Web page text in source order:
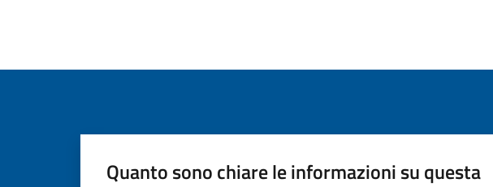
Quanto sono chiare le informazioni su questa